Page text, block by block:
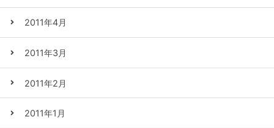
2011年4月
2011年3月
2011年2月
2011年1月